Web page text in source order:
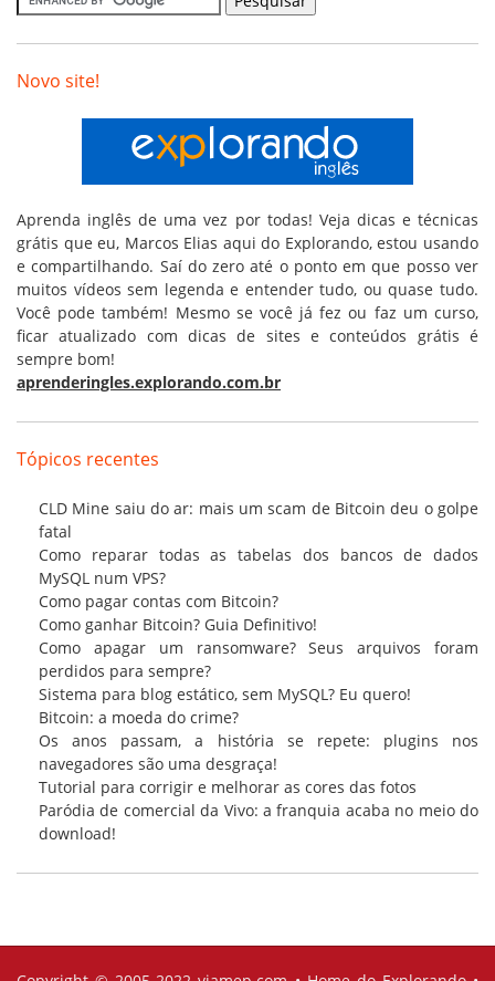
Novo site!
Aprenda inglês de uma vez por todas! Veja dicas e técnicas
grátis que eu, Marcos Elias aqui do Explorando, estou usando
e compartilhando. Saí do zero até o ponto em que posso ver
muitos vídeos sem legenda e entender tudo, ou quase tudo.
Você pode também! Mesmo se você já fez ou faz um curso,
ficar atualizado com dicas de sites e conteúdos grátis é
sempre bom!
aprenderingles.explorando.com.br
Tópicos recentes
CLD Mine saiu do ar: mais um scam de Bitcoin deu o golpe
fatal
Como reparar todas as tabelas dos bancos de dados
MySQL num VPS?
Como pagar contas com Bitcoin?
Como ganhar Bitcoin? Guia Definitivo!
Como apagar um ransomware? Seus arquivos foram
perdidos para sempre?
Sistema para blog estático, sem MySQL? Eu quero!
Bitcoin: a moeda do crime?
Os anos passam, a história se repete: plugins nos
navegadores são uma desgraça!
Tutorial para corrigir e melhorar as cores das fotos
Paródia de comercial da Vivo: a franquia acaba no meio do
download!